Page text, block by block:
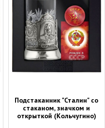
Подстаканник "Сталин" со
стаканом, значком и
открыткой (Кольчугино)